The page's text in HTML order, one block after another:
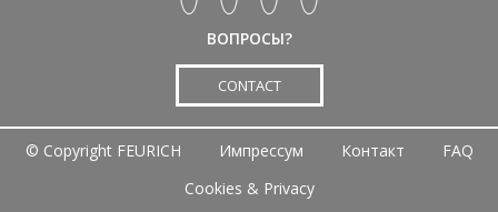
ВОПРОСЫ?
CONTACT
© Copyright FEURICH Импрессум Контакт
FAQ
Cookies & Privacy